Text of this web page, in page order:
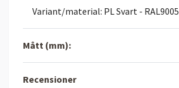
Variant/material: PL Svart - RAL9005
Mått (mm):
Recensioner